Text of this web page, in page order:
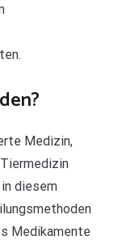
Medizin,
diesem
Medikamente